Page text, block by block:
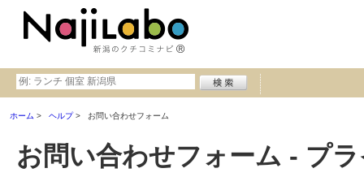
ホーム ヘルプ お問い合わせフォーム
お問い合わせフォーム - プ